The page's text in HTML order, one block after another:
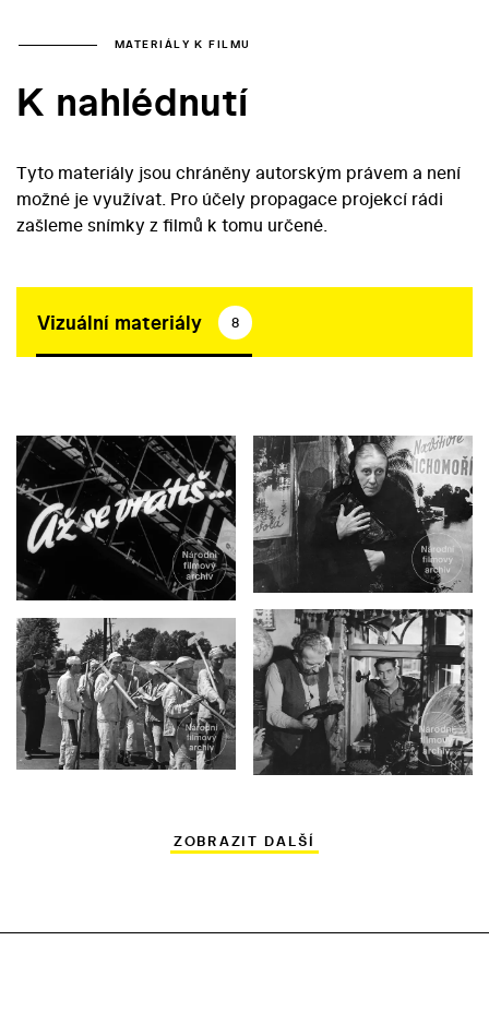
MATERIÁLY K FILMU
K nahlédnutí
Tyto materiály jsou chráněny autorským právem a není
možné je využívat. Pro účely propagace projekcí rádi
zašleme snímky z filmů k tomu určené.
Vizuální materiály 8
ZOBRAZIT DALŠÍ